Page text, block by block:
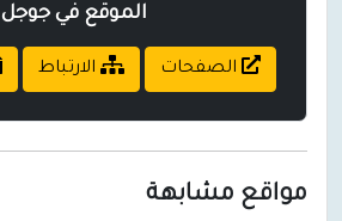
الموقع في جوجل
الصفحات الارتباط
مواقع مشابهة